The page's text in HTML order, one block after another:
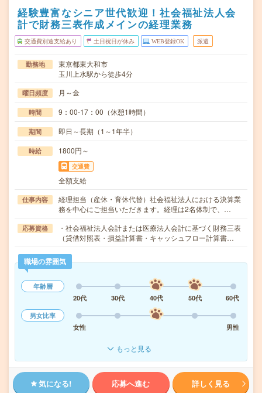
経験豊富なシニア世代歓迎！社会福祉法人会
計で財務三表作成メインの経理業務
交通費別途支給あり 土日祝日が休み WEB登録OK 派遣
勤務地
東京都東大和市
玉川上水駅から徒歩4分
曜日頻度 月～金
時間 9：00-17：00（休憩1時間）
期間 即日～長期（1～1年半）
時給 1800円～
交通費
全額支給
仕事内容
経理担当（産休・育休代替）社会福祉法人における決算業
務を中心にご担当いただきます。経理は2名体制で、…
応募資格
・社会福祉法人会計または医療法人会計に基づく財務三表
（貸借対照表・損益計算書・キャッシュフロー計算書…
職場の雰囲気
年齢層
20代
30代 40代 50代
60代
男女比率
女性
男性
もっと見る
気になる! 応募へ進む 詳しく見る